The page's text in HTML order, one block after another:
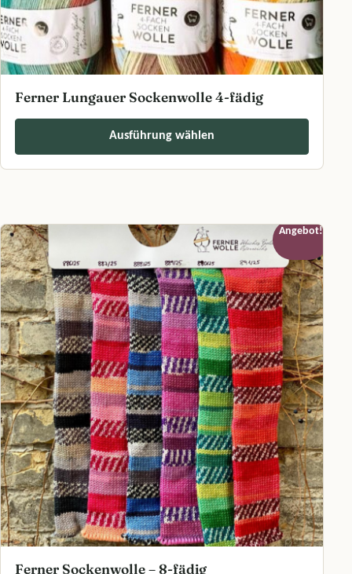
Ferner Lungauer Sockenwolle 4-fädig
Ausführung wählen
Angebot!
Ferner Sockenwolle – 8-fädig